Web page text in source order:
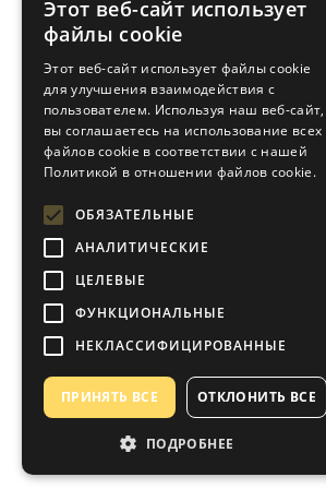
ESTONIAN
Этот веб-сайт использует
файлы cookie
Этот веб-сайт использует файлы cookie
для улучшения взаимодействия с
пользователем. Используя наш веб-сайт,
вы соглашаетесь на использование всех
файлов cookie в соответствии с нашей
Политикой в ​​отношении файлов cookie.
ОБЯЗАТЕЛЬНЫЕ
АНАЛИТИЧЕСКИЕ
ЦЕЛЕВЫЕ
ФУНКЦИОНАЛЬНЫЕ
НЕКЛАССИФИЦИРОВАННЫЕ
ПРИНЯТЬ ВСЕ ОТКЛОНИТЬ ВСЕ
ПОДРОБНЕЕ